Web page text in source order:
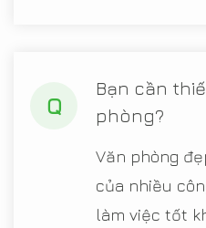
Q
Bạn cần
phòng?
Văn phòng
của nhiều
làm việc tốt